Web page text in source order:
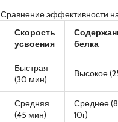
Сравнение эффективности
Скорость
усвоения
белка
Быстрая
(30 мин)
Высокое
Средняя
(45 мин)
Среднее
10г)